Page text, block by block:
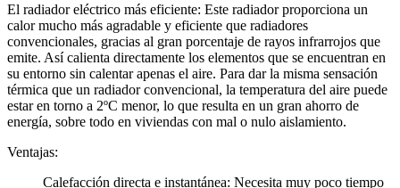
El radiador eléctrico más eficiente: Este radiador proporciona un
calor mucho más agradable y eficiente que radiadores
convencionales, gracias al gran porcentaje de rayos infrarrojos que
emite. Así calienta directamente los elementos que se encuentran en
su entorno sin calentar apenas el aire. Para dar la misma sensación
térmica que un radiador convencional, la temperatura del aire puede
estar en torno a 2ºC menor, lo que resulta en un gran ahorro de
energía, sobre todo en viviendas con mal o nulo aislamiento.
Ventajas:
Calefacción directa e instantánea: Necesita muy poco tiempo